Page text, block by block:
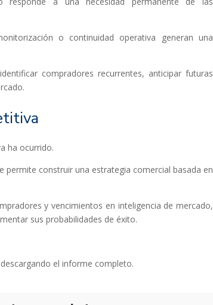
o continuidad operativa generan una
compradores recurrentes, anticipar futuras
ha ocurrido.
permite construir una estrategia comercial basada en
y vencimientos en inteligencia de mercado,
sus probabilidades de éxito.
el informe completo.